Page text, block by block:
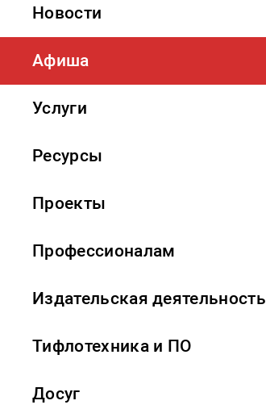
Новости
Афиша
Услуги
Ресурсы
Проекты
Профессионалам
Издательская деятельность
Тифлотехника и ПО
Досуг